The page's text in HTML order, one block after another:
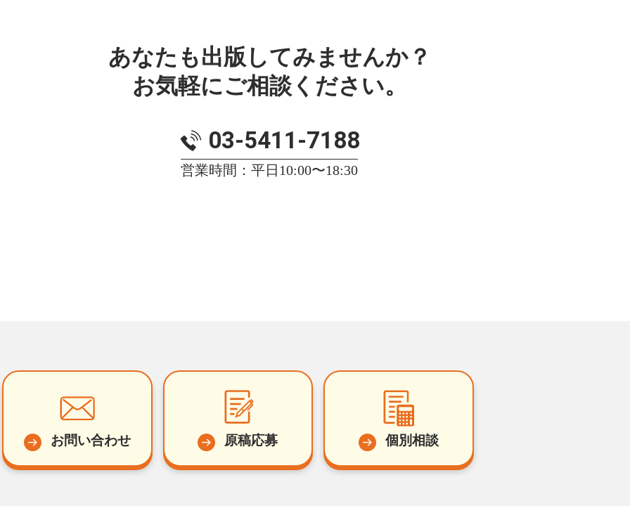
あなたも出版してみませんか？
お気軽にご相談ください。
03-5411-7188
営業時間：平日10:00〜18:30
お問い合わせ 原稿応募 個別相談